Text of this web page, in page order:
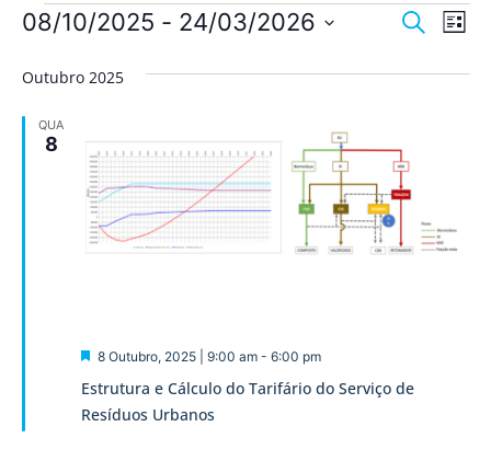
de
e
de
Pesquisar
Lista
08/10/2025 - 24/03/2026
data.
Outubro 2025
QUA
8
Estrutura e Cálculo do Tarifário do Serviço de
Resíduos Urbanos
Destaque
8 Outubro, 2025 | 9:00 am- 6:00 pm